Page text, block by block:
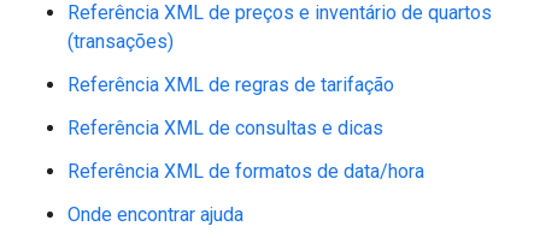
Referência XML de preços e inventário de quartos
(transações)
Referência XML de regras de tarifação
Referência XML de consultas e dicas
Referência XML de formatos de data/hora
Onde encontrar ajuda